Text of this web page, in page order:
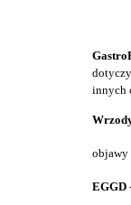
innych
objawy
EGGD